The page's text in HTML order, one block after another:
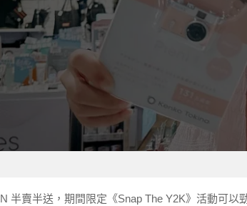
半賣半送，期間限定《Snap The Y2K》活動可以